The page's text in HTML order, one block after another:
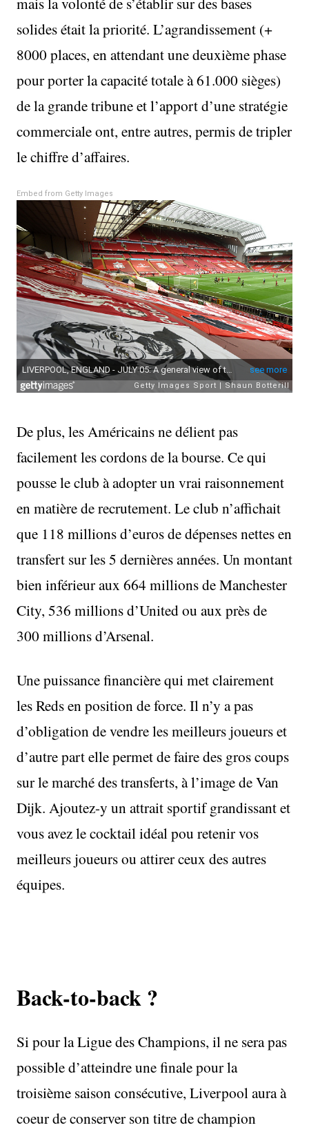
solides était la priorité. L’agrandissement (+
8000 places, en attendant une deuxième phase
pour porter la capacité totale à 61.000 sièges)
de la grande tribune et l’apport d’une stratégie
commerciale ont, entre autres, permis de tripler
le chiffre d’affaires.
Embed from Getty Images
De plus, les Américains ne délient pas
facilement les cordons de la bourse. Ce qui
pousse le club à adopter un vrai raisonnement
en matière de recrutement. Le club n’affichait
que 118 millions d’euros de dépenses nettes en
transfert sur les 5 dernières années. Un montant
bien inférieur aux 664 millions de Manchester
City, 536 millions d’United ou aux près de
300 millions d’Arsenal.
Une puissance financière qui met clairement
les Reds en position de force. Il n’y a pas
d’obligation de vendre les meilleurs joueurs et
d’autre part elle permet de faire des gros coups
sur le marché des transferts, à l’image de Van
Dijk. Ajoutez-y un attrait sportif grandissant et
vous avez le cocktail idéal pou retenir vos
meilleurs joueurs ou attirer ceux des autres
équipes.
Back-to-back ?
Si pour la Ligue des Champions, il ne sera pas
possible d’atteindre une finale pour la
troisième saison consécutive, Liverpool aura à
coeur de conserver son titre de champion